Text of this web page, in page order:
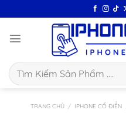
qua
nội
Tìm
kiếm:
TRANG CHỦ / IPHONE CỔ ĐIỂN